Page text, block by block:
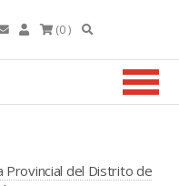
(0 )
Provincial del Distrito de